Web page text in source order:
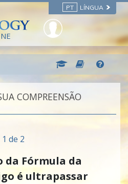
PT LÍNGUA
COMPREENSÃO
1 de 2
da Fórmula da
é ultrapassar